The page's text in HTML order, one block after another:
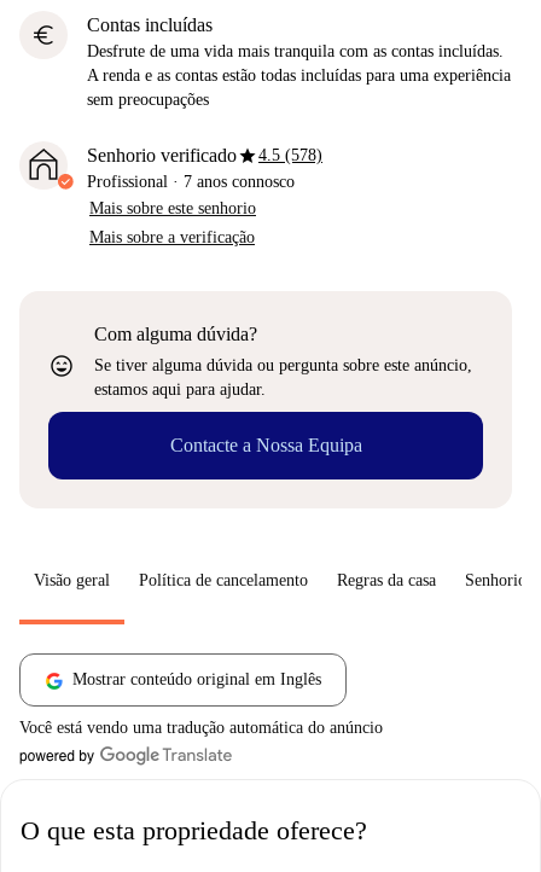
euro Contas incluídas
Desfrute de uma vida mais tranquila com as contas incluídas.
A renda e as contas estão todas incluídas para uma experiência
sem preocupações
Senhorio verificadostar4.5 (578)
Profissional · 7 anos connosco
Mais sobre este senhorio
Mais sobre a verificação
sentiment_very_satisfied
Com alguma dúvida?
Se tiver alguma dúvida ou pergunta sobre este anúncio,
estamos aqui para ajudar.
Contacte a Nossa Equipa
Visão geral Política de cancelamento Regras da casa Senhorio
Mostrar conteúdo original em Inglês
Você está vendo uma tradução automática do anúncio
O que esta propriedade oferece?